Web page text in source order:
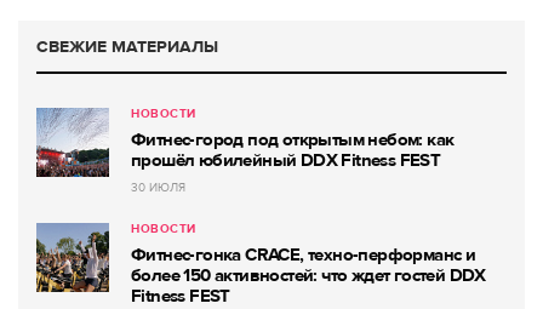
СВЕЖИЕ МАТЕРИАЛЫ
НОВОСТИ
Фитнес-город под открытым небом: как
прошёл юбилейный DDX Fitness FEST
30 ИЮЛЯ
НОВОСТИ
Фитнес-гонка CRACE, техно-перформанс и
более 150 активностей: что ждет гостей DDX
Fitness FEST